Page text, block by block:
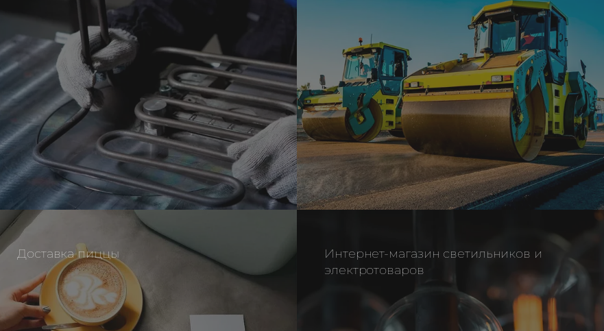
Доставка пиццы
Интернет-магазин светильников и
электротоваров
Отправляя форму, Вы принимаете политику конфиденциальности